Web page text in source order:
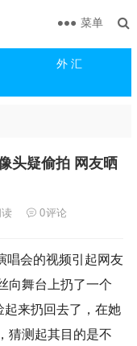
外 汇
菜单
头疑偷拍 网友晒
读 0评论
唱会的视频引起网友
向舞台上扔了一个
起来扔回去了，在她
猜测起其目的是不